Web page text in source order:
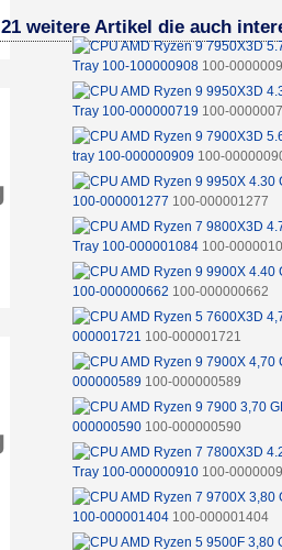
21 weitere Artikel die auch
Tray 100-100000908 100-
Tray 100-000000719 100-
tray 100-000000909 100-
100-000001277 100-000001277
Tray 100-000001084 100-
100-000000662 100-000000662
000001721 100-000001721
000000589 100-000000589
000000590 100-000000590
Tray 100-000000910 100-
100-000001404 100-000001404